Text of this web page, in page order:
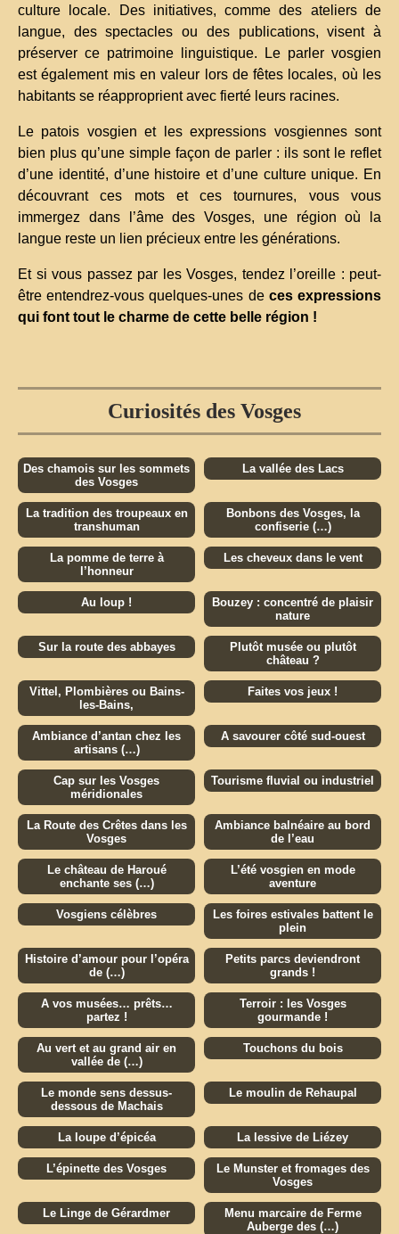
culture locale. Des initiatives, comme des ateliers de
langue, des spectacles ou des publications, visent à
préserver ce patrimoine linguistique. Le parler vosgien
est également mis en valeur lors de fêtes locales, où les
habitants se réapproprient avec fierté leurs racines.
Le patois vosgien et les expressions vosgiennes sont
bien plus qu’une simple façon de parler : ils sont le reflet
d’une identité, d’une histoire et d’une culture unique. En
découvrant ces mots et ces tournures, vous vous
immergez dans l’âme des Vosges, une région où la
langue reste un lien précieux entre les générations.
Et si vous passez par les Vosges, tendez l’oreille : peut-
être entendrez-vous quelques-unes de ces expressions
qui font tout le charme de cette belle région !
Curiosités des Vosges
Des chamois sur les sommets
des Vosges
La vallée des Lacs
La tradition des troupeaux en
transhuman
Bonbons des Vosges, la
confiserie (…)
La pomme de terre à
l’honneur
Les cheveux dans le vent
Au loup !
Bouzey : concentré de plaisir
nature
Sur la route des abbayes
Plutôt musée ou plutôt
château ?
Vittel, Plombières ou Bains-
les-Bains,
Faites vos jeux !
Ambiance d’antan chez les
artisans (…)
A savourer côté sud-ouest
Cap sur les Vosges
méridionales
Tourisme fluvial ou industriel
La Route des Crêtes dans les
Vosges
Ambiance balnéaire au bord
de l’eau
Le château de Haroué
enchante ses (…)
L’été vosgien en mode
aventure
Vosgiens célèbres
Les foires estivales battent le
plein
Histoire d’amour pour l’opéra
de (…)
Petits parcs deviendront
grands !
A vos musées… prêts…
partez !
Terroir : les Vosges
gourmande !
Au vert et au grand air en
vallée de (…)
Touchons du bois
Le monde sens dessus-
dessous de Machais
Le moulin de Rehaupal
La loupe d’épicéa La lessive de Liézey
L’épinette des Vosges
Le Munster et fromages des
Vosges
Le Linge de Gérardmer
Menu marcaire de Ferme
Auberge des (…)